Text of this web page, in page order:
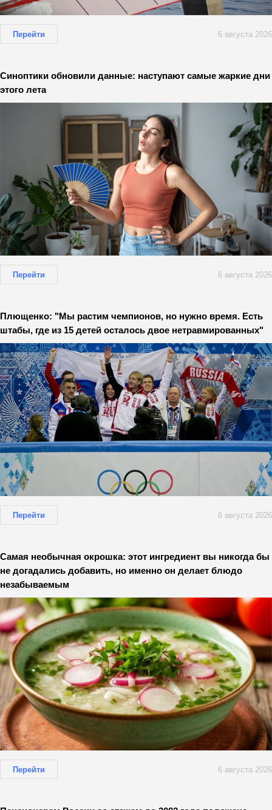
Перейти 6 августа 2026
Синоптики обновили данные: наступают самые жаркие дни
этого лета
Перейти 6 августа 2026
Плющенко: "Мы растим чемпионов, но нужно время. Есть
штабы, где из 15 детей осталось двое нетравмированных"
Перейти 6 августа 2026
Самая необычная окрошка: этот ингредиент вы никогда бы
не догадались добавить, но именно он делает блюдо
незабываемым
Перейти 6 августа 2026